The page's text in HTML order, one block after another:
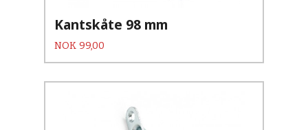
Kantskåte 98 mm
Pris
NOK 99,00